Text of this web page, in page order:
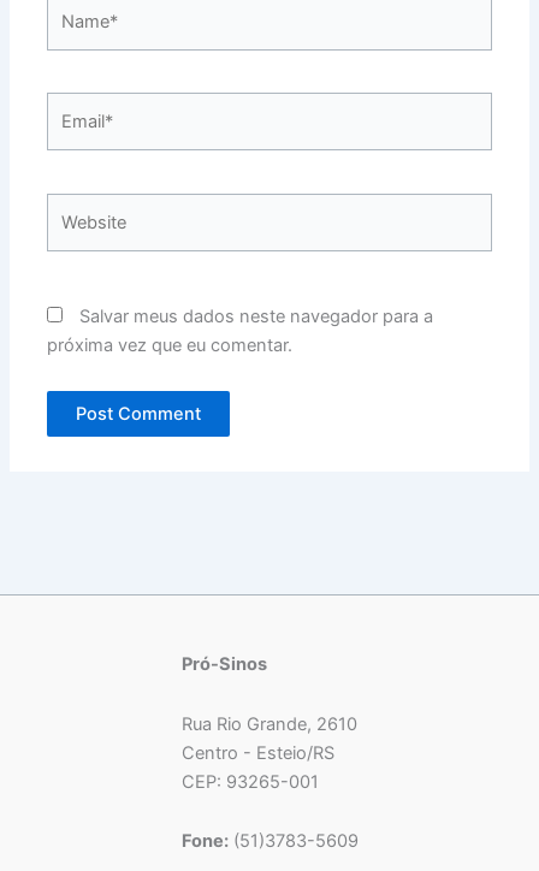
Salvar meus dados neste navegador para a
próxima vez que eu comentar.
Pró-Sinos
Rua Rio Grande, 2610
Centro - Esteio/RS
CEP: 93265-001
Fone:(51)3783-5609